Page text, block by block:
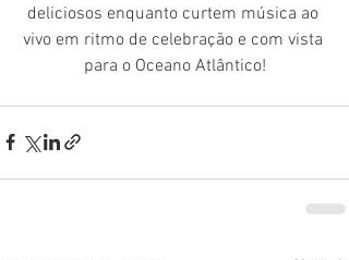
deliciosos enquanto curtem música ao
vivo em ritmo de celebração e com vista
para o Oceano Atlântico!